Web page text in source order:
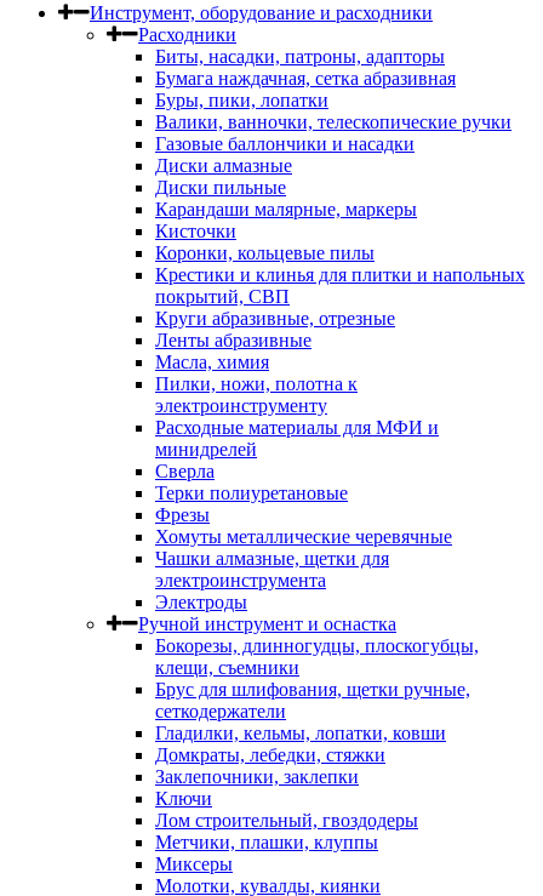
Инструмент, оборудование и расходники
Расходники
Биты, насадки, патроны, адапторы
Бумага наждачная, сетка абразивная
Буры, пики, лопатки
Валики, ванночки, телескопические ручки
Газовые баллончики и насадки
Диски алмазные
Диски пильные
Карандаши малярные, маркеры
Кисточки
Коронки, кольцевые пилы
Крестики и клинья для плитки и напольных
покрытий, СВП
Круги абразивные, отрезные
Ленты абразивные
Масла, химия
Пилки, ножи, полотна к
электроинструменту
Расходные материалы для МФИ и
минидрелей
Сверла
Терки полиуретановые
Фрезы
Хомуты металлические черевячные
Чашки алмазные, щетки для
электроинструмента
Электроды
Ручной инструмент и оснастка
Бокорезы, длинногудцы, плоскогубцы,
клещи, съемники
Брус для шлифования, щетки ручные,
сеткодержатели
Гладилки, кельмы, лопатки, ковши
Домкраты, лебедки, стяжки
Заклепочники, заклепки
Ключи
Лом строительный, гвоздодеры
Метчики, плашки, клуппы
Миксеры
Молотки, кувалды, киянки